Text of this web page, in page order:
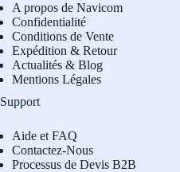
A propos de Navicom
Confidentialité
Conditions de Vente
Expédition & Retour
Actualités & Blog
Mentions Légales
Support
Aide et FAQ
Contactez-Nous
Processus de Devis B2B